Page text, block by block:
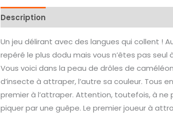
Description
Un jeu délirant avec des langues qui collent !
repéré le plus dodu mais vous n’êtes pas seul
Vous voici dans la peau de drôles de
d’insecte à attraper, l’autre sa couleur. Tous
premier à l’attraper. Attention, toutefois, à
piquer par une guêpe. Le premier joueur à